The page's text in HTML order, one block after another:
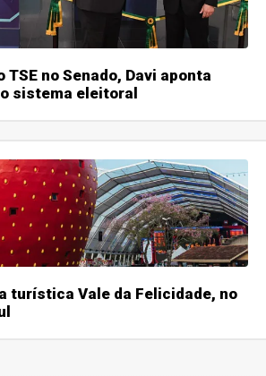
TSE no Senado, Davi aponta
sistema eleitoral
turística Vale da Felicidade, no